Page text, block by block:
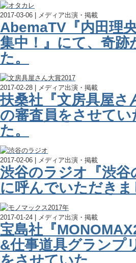
2017-03-06 | メディア出演・掲載
AbemaTV『内田理
集中！』にて、奇跡
た。
2017-02-28 | メディア出演・掲載
扶桑社『文房具屋さ
の審査員をさせてい
た。
2017-02-06 | メディア出演・掲載
渋谷のラジオ『渋谷
に呼んでいただきま
2017-01-24 | メディア出演・掲載
宝島社『
&仕事道具グランプ